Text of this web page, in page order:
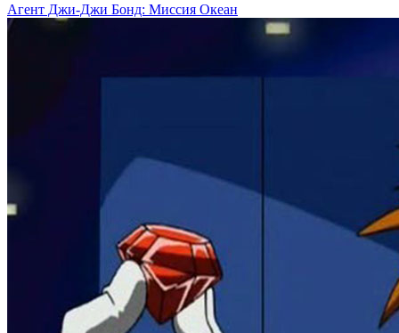
Агент Джи-Джи Бонд: Миссия Океан